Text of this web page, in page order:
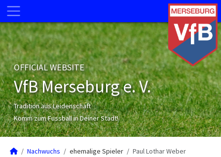
OFFICIAL WEBSITE
VfB Merseburg e. V.
Tradition aus Leidenschaft
Komm zum Fussball in Deiner Stadt!
Nachwuchs ehemalige Spieler Paul Lothar Weber